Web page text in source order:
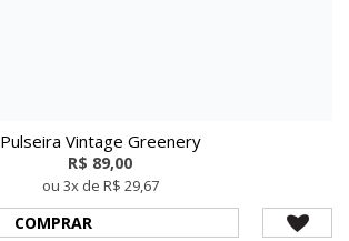
Pulseira Vintage Greenery
R$ 89,00
ou 3x de R$ 29,67
COMPRAR